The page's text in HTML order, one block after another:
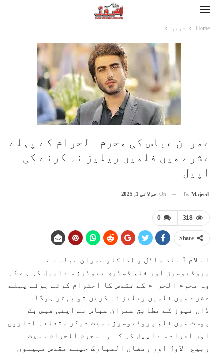
Home شوبز
عمران عباس کی محرم الحرام کے پہلے
عشرے میں فلمیں ریلیز نہ کرنے کی
اپیل
By Majeed
On جولائی 1, 2025
0 318
Share
ا سلام آ باد ماڈل و اداکار عمران عباس نے
پروڈیوسرز اور فلم ڈسٹری بیوٹرز سے اپیل کی ہے کہ
وہ محرم الحرام کے تقدس کا احترام کرتے ہوئے پہلے
عشرے میں فلمیں ریلیز نہ کریں تو بہتر ہوگا۔
ڈان نیوز کے مطابق عمران عباس نے اپنی فیس بک
پوسٹ میں فلم پروڈیوسرز سمیت دیگر متعلقہ اداروں
اور افراد سے اپیل کی کہ وہ محرم الحرام سمیت
ربیع الاول اور رمضان المبارک جیسے مقدس مہینوں